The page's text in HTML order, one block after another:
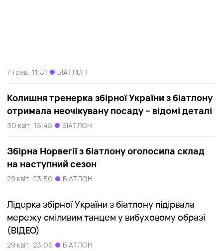
7 трав, 11:31 БІАТЛОН
Колишня тренерка збірної України з біатлону
отримала неочікувану посаду – відомі деталі
30 квіт, 15:45 БІАТЛОН
Збірна Норвегії з біатлону оголосила склад
на наступний сезон
29 квіт, 23:50 БІАТЛОН
Лідерка збірної України з біатлону підірвала
мережу сміливим танцем у вибуховому образі
(ВІДЕО)
29 квіт, 23:06 БІАТЛОН